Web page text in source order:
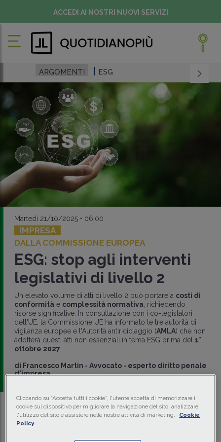
ACCEDI AI NOSTRI NUOVI SERVIZI
ARGOMENTI ESG
Martedì 21/10/2025 • 06:00
IMPRESA
DALLA COMMISSIONE EUROPEA
ESG: stop agli interventi
legislativi di livello 2
Un elevato volume di atti di livello 2 può portare a costi di
conformitàe complessità normativa, richiedendo
risorse significative. In consultazione con i co-legislatori
dell'UE, la Commissione UE ha informato le tre autorità di
vigilanza europee e l'Autorità antiriciclaggio (AMLA) che non
adotterà questi atti non essenziali in tema ESG prima del 1°
ottobre 2027
di Francesco Martin - Avvocato - esperto diritto penale
d'impresa
Traduci con IA Ascolta la news
Tempo di lettura
Cliccando su “Accetta tutti i cookie”, l'utente accetta di memorizzare i
cookie sul dispositivo per migliorare la navigazione del sito, analizzare
l'utilizzo del sito e assistere nelle nostre attività di marketing.
Cookie
Policy